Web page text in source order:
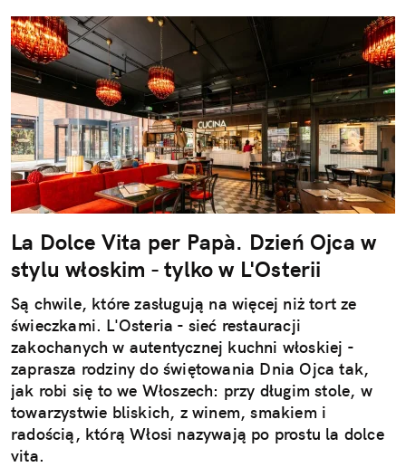
La Dolce Vita per Papà. Dzień Ojca w
stylu włoskim - tylko w L'Osterii
Są chwile, które zasługują na więcej niż tort ze
świeczkami. L'Osteria - sieć restauracji
zakochanych w autentycznej kuchni włoskiej -
zaprasza rodziny do świętowania Dnia Ojca tak,
jak robi się to we Włoszech: przy długim stole, w
towarzystwie bliskich, z winem, smakiem i
radością, którą Włosi nazywają po prostu la dolce
vita.